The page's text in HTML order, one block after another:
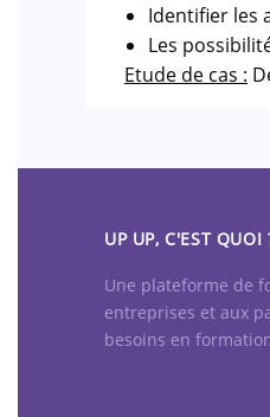
Identifier les
Les
Etude de cas :
UP UP, C'EST QUOI
Une plateforme de
entreprises et aux
besoins en